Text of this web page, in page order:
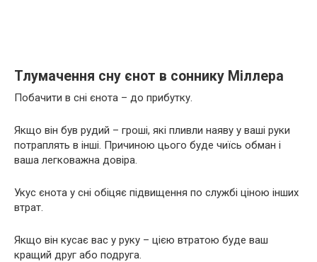
Тлумачення сну єнот в соннику Міллера
Побачити в сні єнота – до прибутку.
Якщо він був рудий – гроші, які пливли наяву у ваші руки
потраплять в інші. Причиною цього буде чиїсь обман і
ваша легковажна довіра.
Укус єнота у сні обіцяє підвищення по службі ціною інших
втрат.
Якщо він кусає вас у руку – цією втратою буде ваш
кращий друг або подруга.